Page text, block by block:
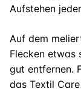
Aufstehen
Auf dem
Flecken etwas
gut entfernen.
das Textil